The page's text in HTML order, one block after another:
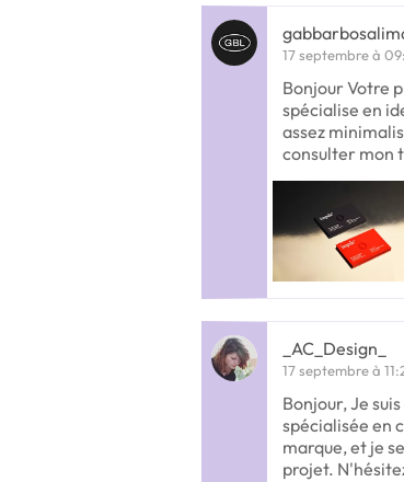
17 septembre à
Bonjour Votre
spécialise en
assez
consulter mon
_AC_Design_
17 septembre à
Bonjour, Je
spécialisée en
marque, et je
projet.